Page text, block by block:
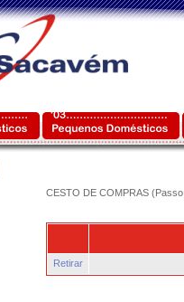
CESTO DE COMPRAS (Passo
Retirar